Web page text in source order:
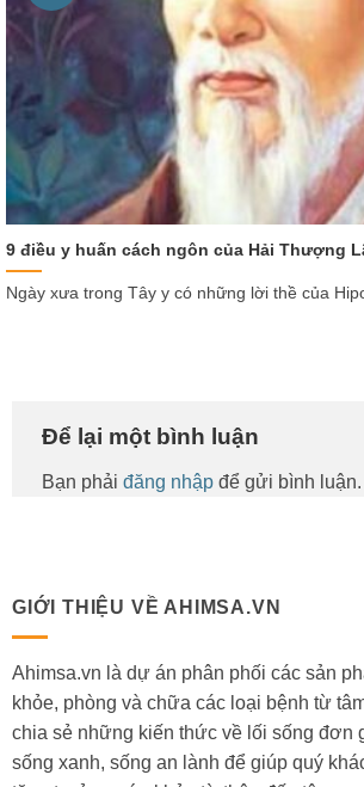
9 điều y huấn cách ngôn của Hải Thượng
Ngày xưa trong Tây y có những lời thề của
Để lại một bình luận
Bạn phải đăng nhập để gửi bình luận.
GIỚI THIỆU VỀ AHIMSA.VN
Ahimsa.vn là dự án phân phối các sản
khỏe, phòng và chữa các loại bệnh từ
chia sẻ những kiến thức về lối sống đơn
sống xanh, sống an lành để giúp quý